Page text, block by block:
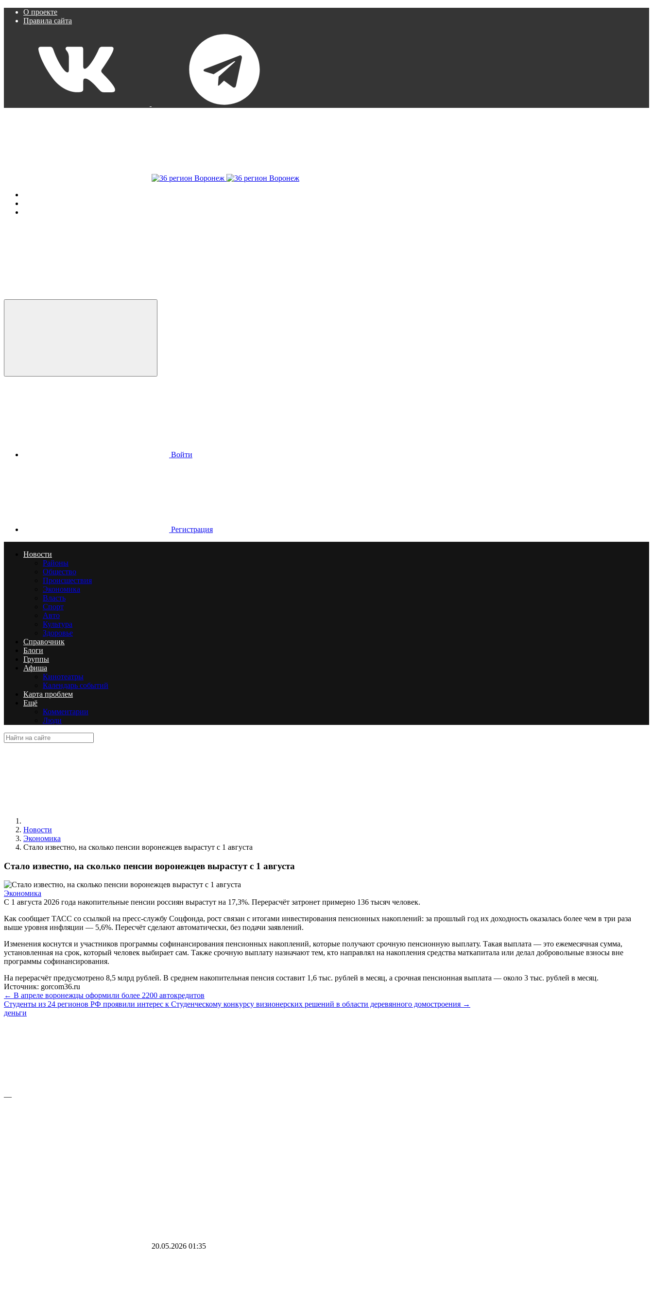
О проекте
Правила сайта
Войти
Регистрация
Новости
Районы
Общество
Происшествия
Экономика
Власть
Спорт
Авто
Культура
Здоровье
Справочник
Блоги
Группы
Афиша
Кинотеатры
Календарь событий
Карта проблем
Ещё
Комментарии
Люди
Новости
Экономика
Стало известно, на сколько пенсии воронежцев вырастут с 1 августа
Стало известно, на сколько пенсии воронежцев вырастут с 1 августа
Экономика
С 1 августа 2026 года накопительные пенсии россиян вырастут на 17,3%. Перерасчёт затронет примерно 136 тысяч человек.
Как сообщает ТАСС со ссылкой на пресс-службу Соцфонда, рост связан с итогами инвестирования пенсионных накоплений: за прошлый год их доходность оказалась более чем в три раза
выше уровня инфляции — 5,6%. Пересчёт сделают автоматически, без подачи заявлений.
Изменения коснутся и участников программы софинансирования пенсионных накоплений, которые получают срочную пенсионную выплату. Такая выплата — это ежемесячная сумма,
установленная на срок, который человек выбирает сам. Также срочную выплату назначают тем, кто направлял на накопления средства маткапитала или делал добровольные взносы вне
программы софинансирования.
На перерасчёт предусмотрено 8,5 млрд рублей. В среднем накопительная пенсия составит 1,6 тыс. рублей в месяц, а срочная пенсионная выплата — около 3 тыс. рублей в месяц.
Источник: gorcom36.ru
← В апреле воронежцы оформили более 2200 автокредитов
Студенты из 24 регионов РФ проявили интерес к Студенческому конкурсу визионерских решений в области деревянного домостроения →
деньги
—
20.05.2026 01:35